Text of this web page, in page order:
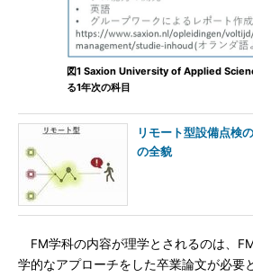
図1 Saxion University of Applied
る1年次の科目
リモート型設備点検
の全貌
FM学科の内容が理学とされるのは、
学的なアプローチをした卒業論文が必要